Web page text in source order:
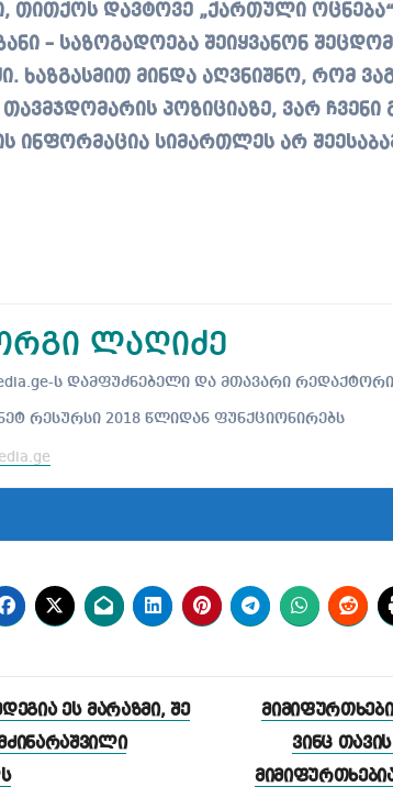
თითქოს დავტოვე „ქართული
– საზოგადოება შეიყვანონ
ხაზგასმით მინდა აღვნიშნო, რომ
პოზიციაზე, ვარ ჩვენი
ინფორმაცია სიმართლეს არ
ლაღიძე
ს დამფუძნებელი და მთავარი რედაქტორი.
რესურსი 2018 წლიდან ფუნქციონირებს
ეს მარაზმი, შე
ვინც